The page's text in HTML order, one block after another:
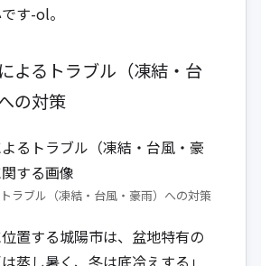
す-ol。
よるトラブル（凍結・台
の対策
ラブル（凍結・台風・豪雨）への対策
置する城陽市は、盆地特有の
蒸し暑く、冬は底冷えする」